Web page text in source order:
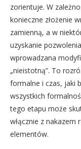
zorientuje. W
konieczne złożenie
zamienną, a w
uzyskanie
wprowadzana
„nieistotną”. To
formalne i czas, jaki
wszystkich
tego etapu może
włącznie z nakazem
elementów.